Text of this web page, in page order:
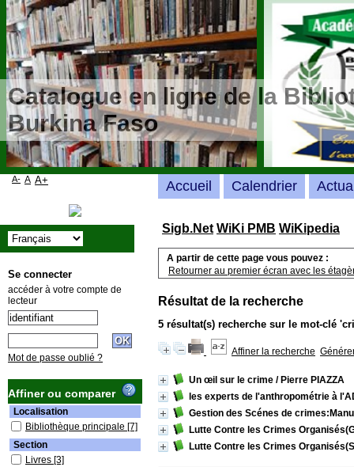
Catalogue en ligne de la
Burkina Faso
Sigb.Net WiKi PMB WiKipedia
A partir de cette page vous pouvez :
Retourner au premier écran avec les
Résultat de la recherche
5 résultat(s) recherche sur le mot-clé
Affiner la recherche
Un œil sur le crime / Pierre PIAZZA
les experts de l'anthropométrie à
Gestion des Scénes de
Lutte Contre les Crimes
Lutte Contre les Crimes
Accueil Calendrier
A- A A+
Se connecter
accéder à votre compte de
lecteur
Mot de passe oublié ?
Affiner ou comparer
Localisation
Bibliothèque principale [7]
Section
Livres [3]